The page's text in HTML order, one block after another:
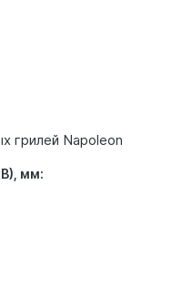
грилей Napoleon
мм: